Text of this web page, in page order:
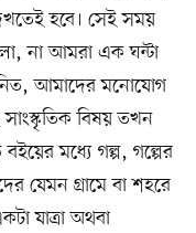
হবে। সেই সময়
না আমরা এক ঘন্টা
আমাদের মনোযোগ
বিষয় তখন
মধ্যে গল্প, গল্পের
যেমন গ্রামে বা শহরে
যাত্রা অথবা